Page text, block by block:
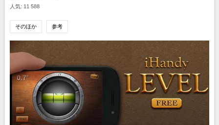
人気: 11 588
そのほか 参考